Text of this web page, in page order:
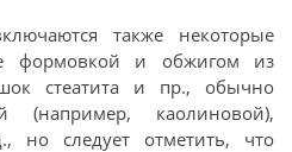
также некоторые
формовкой и обжигом из
стеатита и пр., обычно
(например, каолиновой),
но следует отметить, что